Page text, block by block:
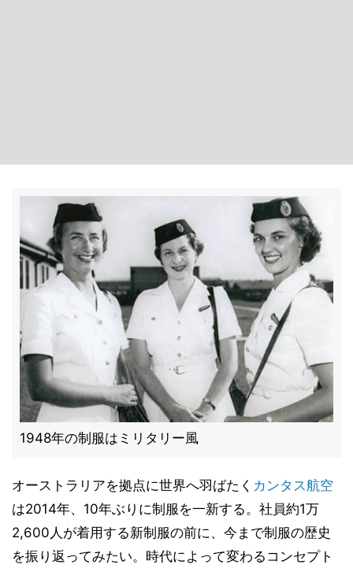
1948年の制服はミリタリー風
オーストラリアを拠点に世界へ羽ばたく カンタス航空
は2014年、10年ぶりに制服を一新する。社員約1万
2,600人が着用する新制服の前に、今まで制服の歴史
を振り返ってみたい。時代によって変わるコンセプト